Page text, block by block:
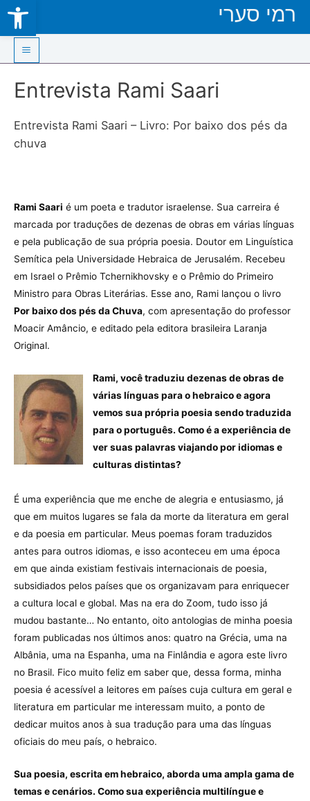
Open toolbar
Skip
רמי סערי
Main
Menu
Entrevista Rami Saari
Entrevista Rami Saari – Livro: Por baixo dos pés da
chuva
Rami Saari é um poeta e tradutor israelense. Sua carreira é
marcada por traduções de dezenas de obras em várias línguas
e pela publicação de sua própria poesia. Doutor em Linguística
Semítica pela Universidade Hebraica de Jerusalém. Recebeu
em Israel o Prêmio Tchernikhovsky e o Prêmio do Primeiro
Ministro para Obras Literárias. Esse ano, Rami lançou o livro
Por baixo dos pés da Chuva, com apresentação do professor
Moacir Amâncio, e editado pela editora brasileira Laranja
Original.
Rami, você traduziu dezenas de obras de
várias línguas para o hebraico e agora
vemos sua própria poesia sendo traduzida
para o português. Como é a experiência de
ver suas palavras viajando por idiomas e
culturas distintas?
É uma experiência que me enche de alegria e entusiasmo, já
que em muitos lugares se fala da morte da literatura em geral
e da poesia em particular. Meus poemas foram traduzidos
antes para outros idiomas, e isso aconteceu em uma época
em que ainda existiam festivais internacionais de poesia,
subsidiados pelos países que os organizavam para enriquecer
a cultura local e global. Mas na era do Zoom, tudo isso já
mudou bastante… No entanto, oito antologias de minha poesia
foram publicadas nos últimos anos: quatro na Grécia, uma na
Albânia, uma na Espanha, uma na Finlândia e agora este livro
no Brasil. Fico muito feliz em saber que, dessa forma, minha
poesia é acessível a leitores em países cuja cultura em geral e
literatura em particular me interessam muito, a ponto de
dedicar muitos anos à sua tradução para uma das línguas
oficiais do meu país, o hebraico.
Sua poesia, escrita em hebraico, aborda uma ampla gama de
temas e cenários. Como sua experiência multilíngue e